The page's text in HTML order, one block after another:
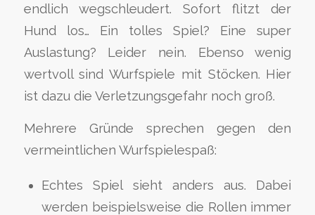
endlich wegschleudert. Sofort flitzt der
Hund los… Ein tolles Spiel? Eine super
Auslastung? Leider nein. Ebenso wenig
wertvoll sind Wurfspiele mit Stöcken. Hier
ist dazu die Verletzungsgefahr noch groß.
Mehrere Gründe sprechen gegen den
vermeintlichen Wurfspielespaß:
Echtes Spiel sieht anders aus. Dabei
werden beispielsweise die Rollen immer